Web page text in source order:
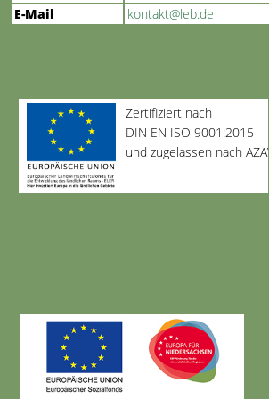
E-Mail
kontakt@leb.de
Zertifiziert nach
DIN EN ISO 9001:2015
und zugelassen nach AZAV